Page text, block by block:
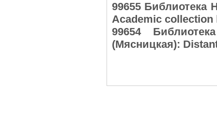
99655 Библиотека
Academic
99654
(Мясницкая):